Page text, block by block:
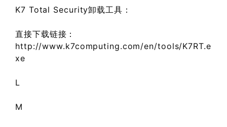
K7 Total Security卸载工具：
直接下载链接：
http://www.k7computing.com/en/tools/K7RT.e
xe
L
M